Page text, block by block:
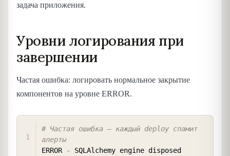
задача приложения.
Уровни логирования при
завершении
Частая ошибка: логировать нормальное закрытие
компонентов на уровне ERROR.
# Частая ошибка — каждый deploy спамит
алерты
ERROR
-
SQLAlchemy engine disposed